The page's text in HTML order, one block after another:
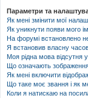
Параметри та
Як мені змінити мої
Як уникнути появи мого
На форумі встановлено
Я встановив власну
Моя рідна мова відсутня
Що означають
Як мені включити
Що таке моє звання і як
Коли я натискаю на